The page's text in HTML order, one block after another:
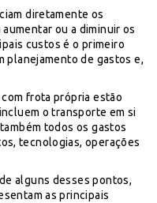
diretamente os
ou a diminuir os
custos é o primeiro
planejamento de gastos e,
frota própria estão
o transporte em si
todos os gastos
tecnologias, operações
alguns desses pontos,
as principais